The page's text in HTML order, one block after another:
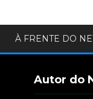
À FRENTE DO
Autor do